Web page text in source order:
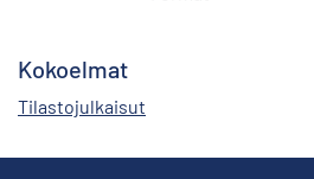
Kokoelmat
Tilastojulkaisut